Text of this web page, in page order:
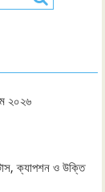
২০২৬
ক্যাপশন ও উক্তি